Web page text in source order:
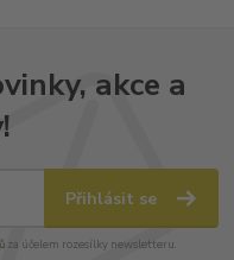
akce a
Přihlásit se
za účelem rozesílky newsletteru.